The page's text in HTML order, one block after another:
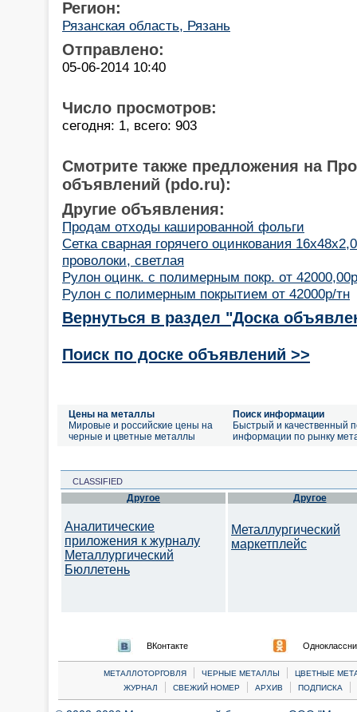
Регион:
Рязанская область, Рязань
Отправлено:
05-06-2014 10:40
Число просмотров:
сегодня: 1, всего: 903
Смотрите также предложения на
объявлений (pdo.ru):
Другие объявления:
Продам отходы кашированной фольги
Сетка сварная горячего оцинкования
проволоки, светлая
Рулон оцинк. с полимерным покр. от
Рулон с полимерным покрытием от 42000р/тн
Вернуться в раздел "Доска
Поиск по доске объявлений >>
Цены на металлы
Мировые и российские цены на
черные и цветные металлы
Поиск информации
Быстрый и качественный
информации по рынку
CLASSIFIED
Другое
Аналитические
приложения к журналу
Металлургический
Бюллетень
Другое
Металлургический
маркетплейс
ВКонтакте
МЕТАЛЛОТОРГОВЛЯ | ЧЕРНЫЕ МЕТАЛЛЫ |
ЦВЕТНЫЕ
ЖУРНАЛ
| СВЕЖИЙ НОМЕР | АРХИВ | ПОДПИСКА |